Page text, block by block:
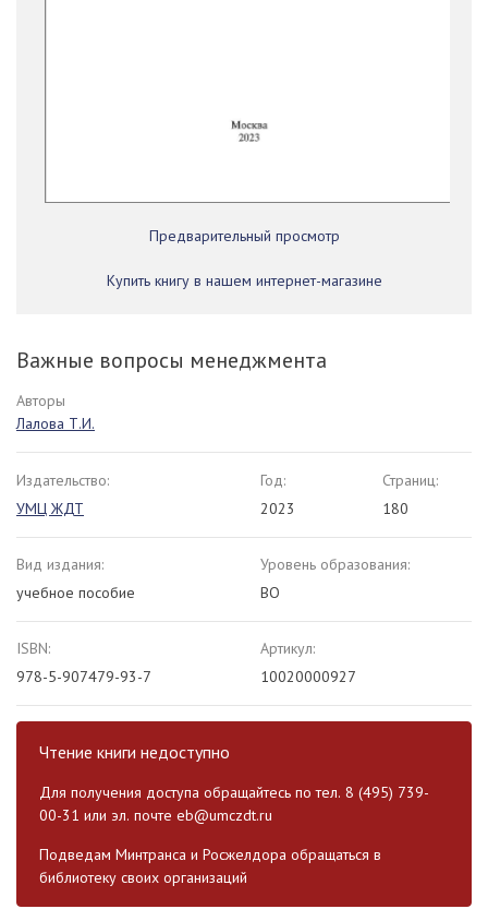
Предварительный просмотр
Купить книгу в нашем интернет-магазине
Важные вопросы менеджмента
Авторы
Лалова Т.И.
Издательство:
УМЦ ЖДТ
Год:
2023
Страниц:
180
Вид издания:
учебное пособие
Уровень образования:
ВО
ISBN:
978-5-907479-93-7
Артикул:
10020000927
Чтение книги недоступно
Для получения доступа обращайтесь по тел. 8 (495) 739-
00-31 или эл. почте eb@umczdt.ru
Подведам Минтранса и Росжелдора обращаться в
библиотеку своих организаций